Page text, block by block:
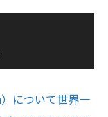
について世界一